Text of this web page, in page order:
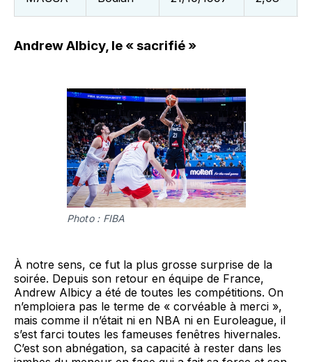
Andrew Albicy, le « sacrifié »
Photo : FIBA
À notre sens, ce fut la plus grosse surprise de la
soirée. Depuis son retour en équipe de France,
Andrew Albicy a été de toutes les compétitions. On
n’emploiera pas le terme de « corvéable à merci »,
mais comme il n’était ni en NBA ni en Euroleague, il
s’est farci toutes les fameuses fenêtres hivernales.
C’est son abnégation, sa capacité à rester dans les